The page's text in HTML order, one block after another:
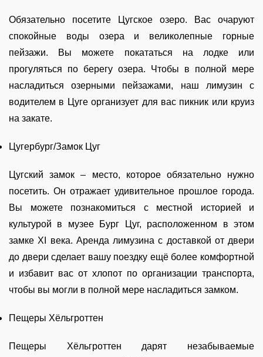
Обязательно посетите Цугское озеро. Вас очаруют
спокойные воды озера и великолепные горные
пейзажи. Вы можете покататься на лодке или
прогуляться по берегу озера. Чтобы в полной мере
насладиться озерными пейзажами, наш лимузин с
водителем в Цуге организует для вас пикник или круиз
на закате.
Цугербург/Замок Цуг
Цугский замок – место, которое обязательно нужно
посетить. Он отражает удивительное прошлое города.
Вы можете познакомиться с местной историей и
культурой в музее Бург Цуг, расположенном в этом
замке XI века. Аренда лимузина с доставкой от двери
до двери сделает вашу поездку ещё более комфортной
и избавит вас от хлопот по организации транспорта,
чтобы вы могли в полной мере насладиться замком.
Пещеры Хёльгроттен
Пещеры Хёльгроттен дарят незабываемые